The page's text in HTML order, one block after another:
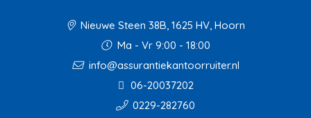
Nieuwe Steen 38B, 1625 HV, Hoorn
Ma - Vr 9:00 - 18:00
info@assurantiekantoorruiter.nl
06-20037202
0229-282760